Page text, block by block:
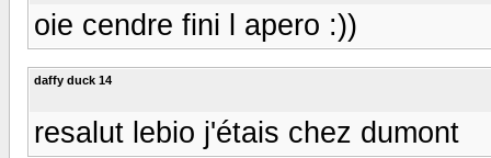
oie cendre fini l apero :))
daffy duck 14
resalut lebio j'étais chez dumont